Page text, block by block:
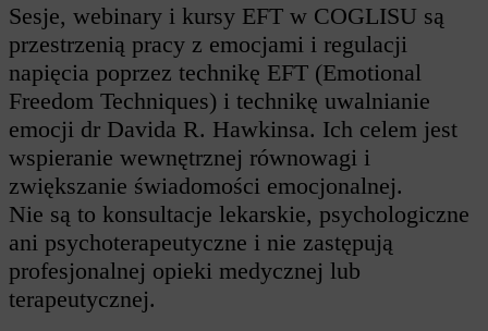
Sesje, webinary i kursy EFT w COGLISU są
przestrzenią pracy z emocjami i regulacji
napięcia poprzez technikę EFT (Emotional
Freedom Techniques) i technikę uwalnianie
emocji dr Davida R. Hawkinsa. Ich celem jest
wspieranie wewnętrznej równowagi i
zwiększanie świadomości emocjonalnej.
Nie są to konsultacje lekarskie, psychologiczne
ani psychoterapeutyczne i nie zastępują
profesjonalnej opieki medycznej lub
terapeutycznej.